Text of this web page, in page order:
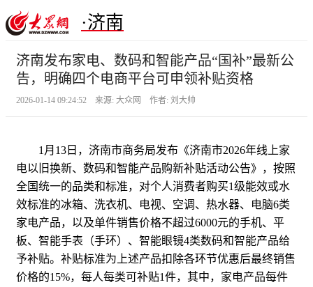
·济南
济南发布家电、数码和智能产品“国补”最新公
告，明确四个电商平台可申领补贴资格
2026-01-14 09:24:52 来源: 大众网 作者: 刘大帅
1月13日，济南市商务局发布《济南市2026年线上家
电以旧换新、数码和智能产品购新补贴活动公告》，按照
全国统一的品类和标准，对个人消费者购买1级能效或水
效标准的冰箱、洗衣机、电视、空调、热水器、电脑6类
家电产品，以及单件销售价格不超过6000元的手机、平
板、智能手表（手环）、智能眼镜4类数码和智能产品给
予补贴。补贴标准为上述产品扣除各环节优惠后最终销售
价格的15%，每人每类可补贴1件，其中，家电产品每件